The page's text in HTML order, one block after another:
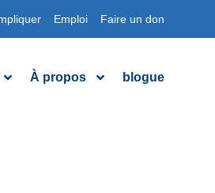
Emploi Faire un don
À propos blogue